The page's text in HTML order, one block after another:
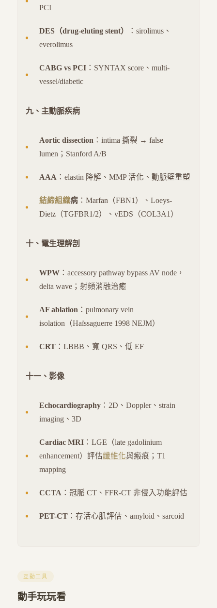
PCI
DES（drug-eluting stent）
：sirolimus、
everolimus
CABG vs PCI ：SYNTAX score、multi-
vessel/diabetic
九、主動脈疾病
Aortic dissection ：intima 撕裂 → false
lumen；Stanford A/B
AAA ：elastin 降解、MMP 活化、動脈壁重塑
結締組織病 ：Marfan（FBN1）、Loeys-
Dietz（TGFBR1/2）、vEDS（COL3A1）
十、電生理解剖
WPW ：accessory pathway bypass AV node，
delta wave；射頻消融治癒
AF ablation ：pulmonary vein
isolation（Haïssaguerre 1998 NEJM）
CRT ：LBBB、寬 QRS、低 EF
十一、影像
Echocardiography ：2D、Doppler、strain
imaging、3D
Cardiac MRI ：LGE（late gadolinium
enhancement）評估纖維化與瘢痕；T1
mapping
CCTA ：冠脈 CT、FFR-CT 非侵入功能評估
PET-CT ：存活心肌評估、amyloid、sarcoid
互動工具
動手玩玩看